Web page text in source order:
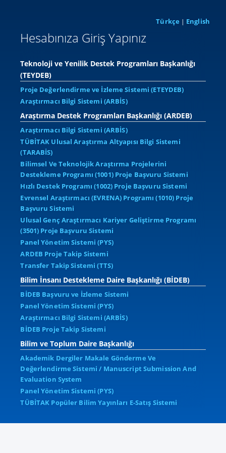
Türkçe | English
Hesabınıza Giriş Yapınız
Teknoloji ve Yenilik Destek Programları Başkanlığı
(TEYDEB)
Proje Değerlendirme ve İzleme Sistemi (ETEYDEB)
Araştırmacı Bilgi Sistemi (ARBİS)
Araştırma Destek Programları Başkanlığı (ARDEB)
Araştırmacı Bilgi Sistemi (ARBİS)
TÜBİTAK Ulusal Araştırma Altyapısı Bilgi Sistemi
(TARABİS)
Bilimsel Ve Teknolojik Araştırma Projelerini
Destekleme Programı (1001) Proje Başvuru Sistemi
Hızlı Destek Programı (1002) Proje Başvuru Sistemi
Evrensel Araştırmacı (EVRENA) Programı (1010) Proje
Başvuru Sistemi
Ulusal Genç Araştırmacı Kariyer Geliştirme Programı
(3501) Proje Başvuru Sistemi
Panel Yönetim Sistemi (PYS)
ARDEB Proje Takip Sistemi
Transfer Takip Sistemi (TTS)
Bilim İnsanı Destekleme Daire Başkanlığı (BİDEB)
BİDEB Başvuru ve İzleme Sistemi
Panel Yönetim Sistemi (PYS)
Araştırmacı Bilgi Sistemi (ARBİS)
BİDEB Proje Takip Sistemi
Bilim ve Toplum Daire Başkanlığı
Akademik Dergiler Makale Gönderme Ve
Değerlendirme Sistemi / Manuscript Submission And
Evaluation System
Panel Yönetim Sistemi (PYS)
TÜBİTAK Popüler Bilim Yayınları E-Satış Sistemi